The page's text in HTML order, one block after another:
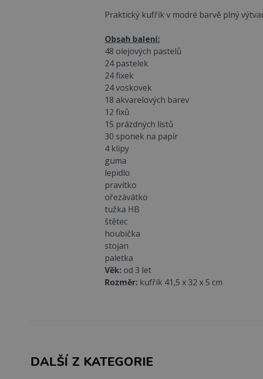
Praktický kufřík v modré barvě plný
Obsah balení:
48 olejových pastelů
24 pastelek
24 fixek
24 voskovek
18 akvarelových barev
12 fixů
15 prázdných listů
30 sponek na papír
4 klipy
guma
lepidlo
pravítko
ořezávátko
tužka HB
štětec
houbička
stojan
paletka
Věk:od 3 let
Rozměr: kufřík 41,5 x 32 x 5 cm
DALŠÍ Z KATEGORIE